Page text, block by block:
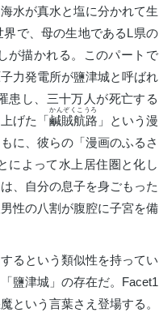
水が真水と塩に分かれて生
で、母の生地であるL県の
が描かれる。このパートで
力発電所が鹽津城と呼ばれ
患し、三十万人が死亡する
げた「鹹賊航路
かんぞくこうろ
」という漫
に、彼らの「漫画のふるさ
によって水上居住圏と化し
、自分の息子を身ごもった
性の八割が腹腔に子宮を備
るという類似性を持ってい
鹽津城」の存在だ。Facet1
という言葉さえ登場する。